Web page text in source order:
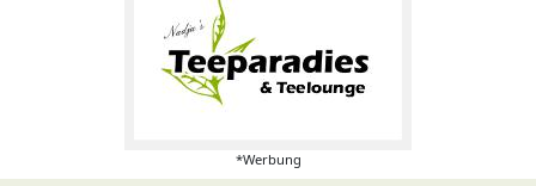
*Werbung